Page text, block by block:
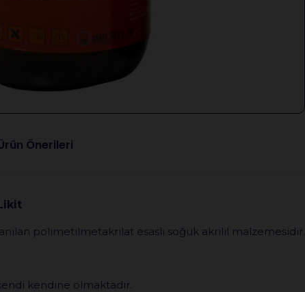
Önerileri
polimetilmetakrilat esaslı soğuk akrilil malzemesidir.
kendine olmaktadır.